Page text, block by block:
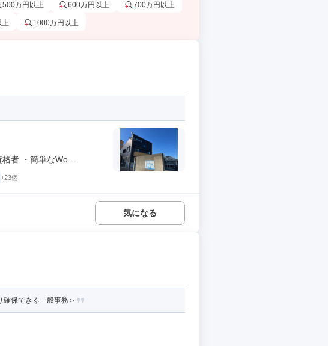
500万円以上 600万円以上 700万円以上
上 1000万円以上
者 ・簡単なWo...
+23個
気になる
保できる一般事務＞